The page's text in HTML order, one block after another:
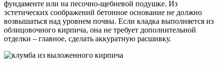
фундаменте или на песочно-щебневой подушке. Из
эстетических соображений бетонное основание не должно
возвышаться над уровнем почвы. Если кладка выполняется из
облицовочного кирпича, она не требует дополнительной
отделки – главное, сделать аккуратную расшивку.